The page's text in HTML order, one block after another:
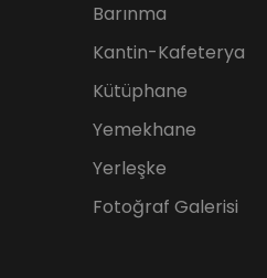
Barınma
Kantin-Kafeterya
Kütüphane
Yemekhane
Yerleşke
Fotoğraf Galerisi